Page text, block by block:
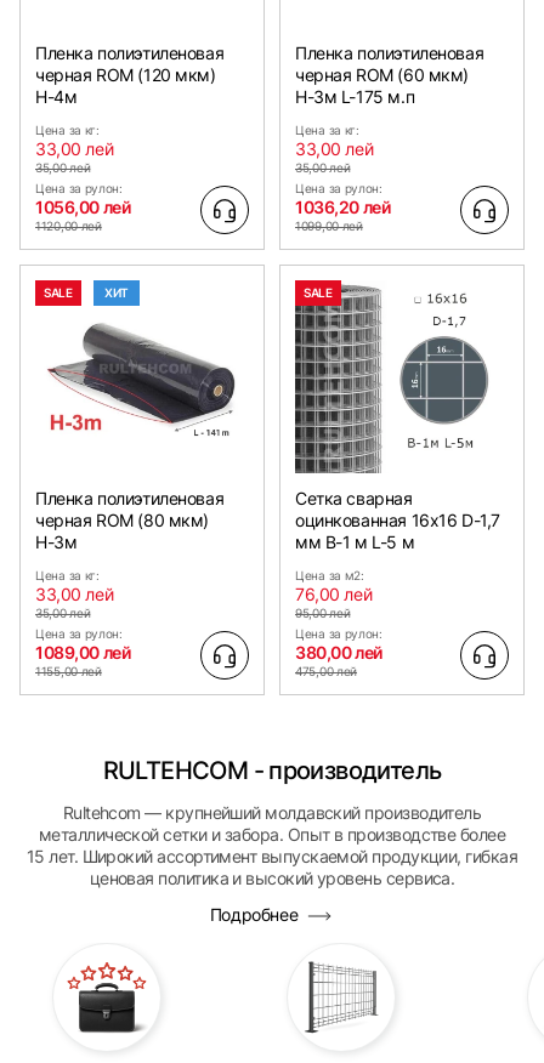
Пленка полиэтиленовая
черная ROM (120 мкм)
Н-4м
Цена за кг:
33,00 лей
35,00 лей
Цена за рулон:
1056,00 лей
1120,00 лей
Пленка полиэтиленовая
черная ROM (60 мкм)
Н-3м L-175 м.п
Цена за кг:
33,00 лей
35,00 лей
Цена за рулон:
1036,20 лей
1099,00 лей
SALE ХИТ
Пленка полиэтиленовая
черная ROM (80 мкм)
Н-3м
Цена за кг:
33,00 лей
35,00 лей
Цена за рулон:
1089,00 лей
1155,00 лей
SALE
Сетка сварная
оцинкованная 16х16 D-1,7
мм B-1 м L-5 м
Цена за м2:
76,00 лей
95,00 лей
Цена за рулон:
380,00 лей
475,00 лей
RULTEHCOM - производитель
Rultehcom — крупнейший молдавский производитель
металлической сетки и забора. Опыт в производстве более
15 лет. Широкий ассортимент выпускаемой продукции, гибкая
ценовая политика и высокий уровень сервиса.
Подробнее